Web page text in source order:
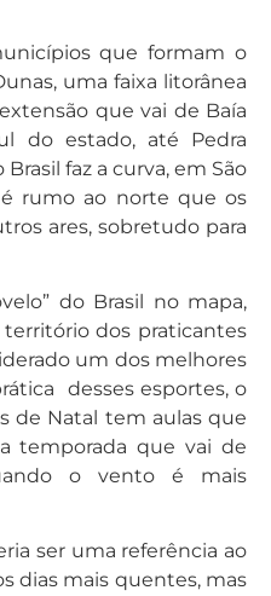
que formam o
uma faixa litorânea
que vai de Baía
do estado, até Pedra
faz a curva, em São
rumo ao norte que os
ares, sobretudo para
do Brasil no mapa,
dos praticantes
um dos melhores
desses esportes, o
de Natal tem aulas que
temporada que vai de
o vento é mais
ser uma referência ao
dias mais quentes, mas